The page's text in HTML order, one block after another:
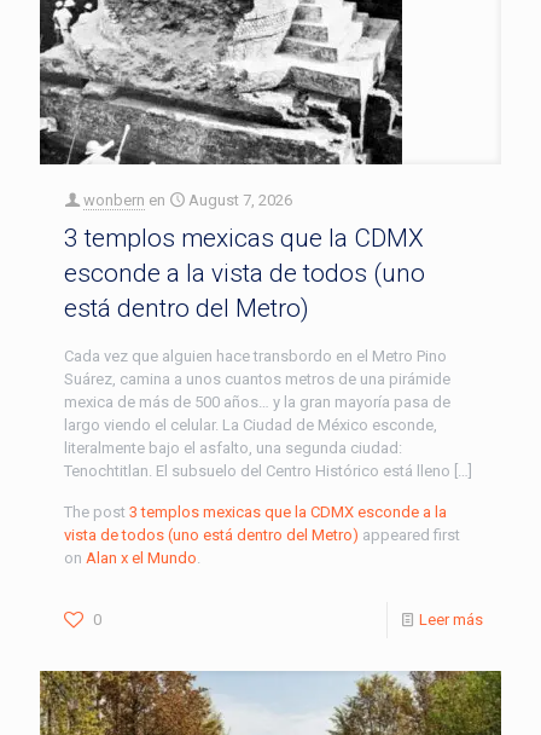
wonbern en August 7, 2026
3 templos mexicas que la CDMX
esconde a la vista de todos (uno
está dentro del Metro)
Cada vez que alguien hace transbordo en el Metro Pino
Suárez, camina a unos cuantos metros de una pirámide
mexica de más de 500 años… y la gran mayoría pasa de
largo viendo el celular. La Ciudad de México esconde,
literalmente bajo el asfalto, una segunda ciudad:
Tenochtitlan. El subsuelo del Centro Histórico está lleno […]
The post 3 templos mexicas que la CDMX esconde a la
vista de todos (uno está dentro del Metro) appeared first
on Alan x el Mundo.
0 Leer más